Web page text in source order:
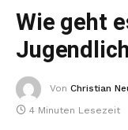
Wie geht
Von Christian
4 Minuten Lesezeit